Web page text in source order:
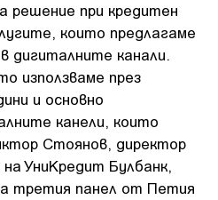
решение при кредитен
които предлагаме
дигиталните канали.
използваме през
и основно
канели, които
Стоянов, директор
УниКредит Булбанк,
третия панел от Петия